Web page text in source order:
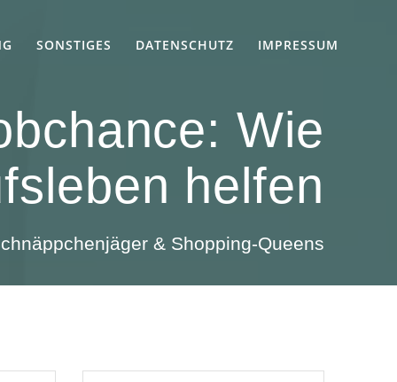
SONSTIGES DATENSCHUTZ IMPRESSUM
Wie
helfen
& Shopping-Queens